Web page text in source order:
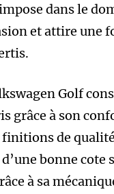
dans le
et attire une
Golf
grâce à son
finitions de
bonne cote
à sa